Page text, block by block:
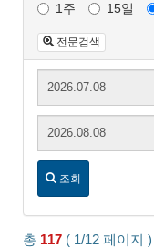
1주 15일
전문검색
시작날짜:
시작날짜
종료날짜:
종료날짜
조회
총 117 ( 1/12 페이지